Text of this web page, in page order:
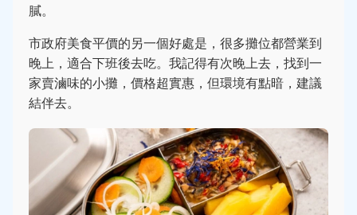
膩。
市政府美食平價的另一個好處是，很多攤位都營業到
晚上，適合下班後去吃。我記得有次晚上去，找到一
家賣滷味的小攤，價格超實惠，但環境有點暗，建議
結伴去。